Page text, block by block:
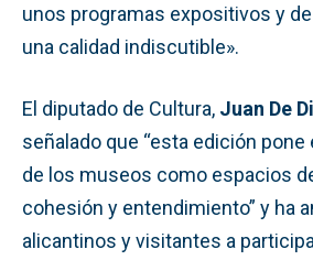
unos programas expositivos y
una calidad indiscutible».
El diputado de Cultura, Juan De
señalado que “esta edición pone
de los museos como espacios
cohesión y entendimiento” y ha
alicantinos y visitantes a